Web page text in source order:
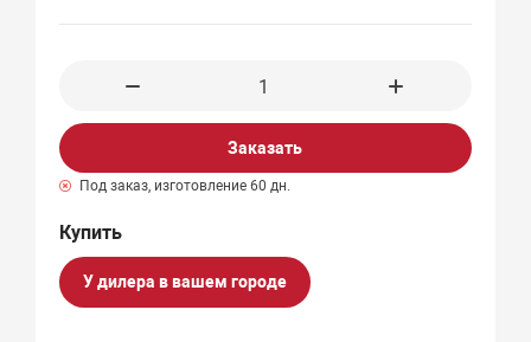
Заказать
Под заказ, изготовление 60 дн.
У дилера в вашем городе